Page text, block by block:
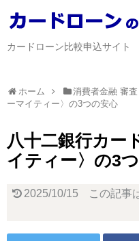
カードローン比較申込サイト
ホーム 消費者金融 審査
ーマイティー〉の3つの安心
八十二銀行カー
イティー〉の3
2025/10/15 この記事